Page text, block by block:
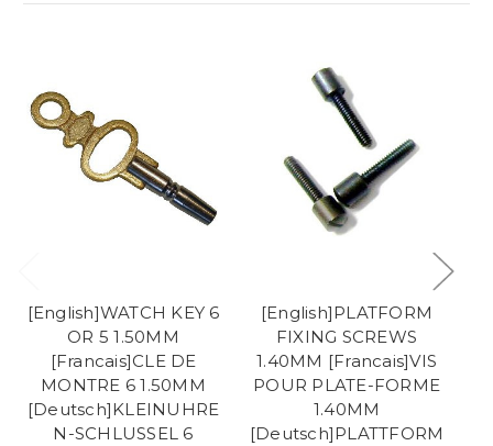
[English]WATCH KEY 6
OR 5 1.50MM
[Francais]CLE DE
MONTRE 6 1.50MM
[Deutsch]KLEINUHRE
N-SCHLUSSEL 6
[English]PLATFORM
FIXING SCREWS
1.40MM [Francais]VIS
POUR PLATE-FORME
1.40MM
[Deutsch]PLATTFORM